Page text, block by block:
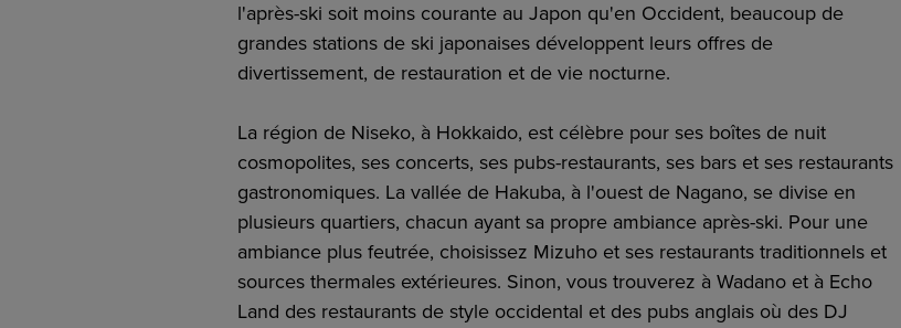
l'après-ski soit moins courante au Japon qu'en Occident, beaucoup de
grandes stations de ski japonaises développent leurs offres de
divertissement, de restauration et de vie nocturne.
La région de Niseko, à Hokkaido, est célèbre pour ses boîtes de nuit
cosmopolites, ses concerts, ses pubs-restaurants, ses bars et ses restaurants
gastronomiques. La vallée de Hakuba, à l'ouest de Nagano, se divise en
plusieurs quartiers, chacun ayant sa propre ambiance après-ski. Pour une
ambiance plus feutrée, choisissez Mizuho et ses restaurants traditionnels et
sources thermales extérieures. Sinon, vous trouverez à Wadano et à Echo
Land des restaurants de style occidental et des pubs anglais où des DJ